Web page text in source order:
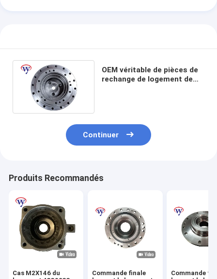
OEM véritable de pièces de
rechange de logement de
Continuer
Produits Recommandés
Cas M2X146 du
Commande finale
Commande